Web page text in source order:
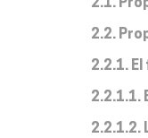
2.1.
2.2.
2.2.1.
2.2.1.1.
2.2.1.2.